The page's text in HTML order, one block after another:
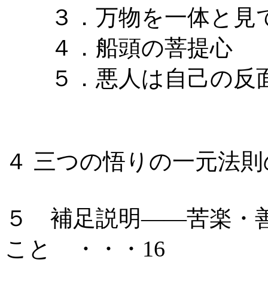
３．万物を一体と見
４．船頭の菩提心
５．悪人は自己の反
４ 三つの悟りの一元法
５ 補足説明――苦楽・
こと ・・・16